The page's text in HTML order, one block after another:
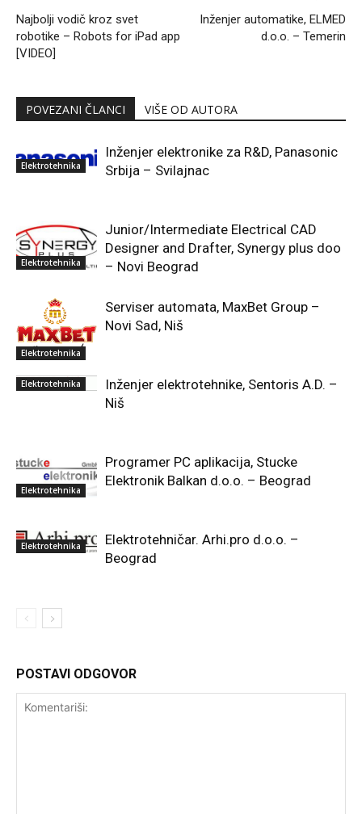
Najbolji vodič kroz svet
robotike – Robots for iPad app
[VIDEO]
Inženjer automatike, ELMED
d.o.o. – Temerin
POVEZANI ČLANCI VIŠE OD AUTORA
Elektrotehnika
Inženjer elektronike za R&D, Panasonic
Srbija – Svilajnac
Elektrotehnika
Junior/Intermediate Electrical CAD
Designer and Drafter, Synergy plus doo
– Novi Beograd
Elektrotehnika
Serviser automata, MaxBet Group –
Novi Sad, Niš
Elektrotehnika
Inženjer elektrotehnike, Sentoris A.D. –
Niš
Elektrotehnika
Programer PC aplikacija, Stucke
Elektronik Balkan d.o.o. – Beograd
Elektrotehnika
Elektrotehničar. Arhi.pro d.o.o. –
Beograd
POSTAVI ODGOVOR